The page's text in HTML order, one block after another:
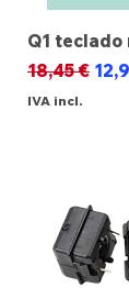
Q1
Preço
18,45 €
IVA incl.